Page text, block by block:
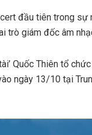
đầu tiên trong sự
trò giám đốc âm
Quốc Thiên tổ
ngày 13/10 tại